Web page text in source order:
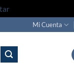
Mi Cuenta